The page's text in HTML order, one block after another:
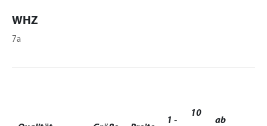
WHZ
7a
1 -
10
ab